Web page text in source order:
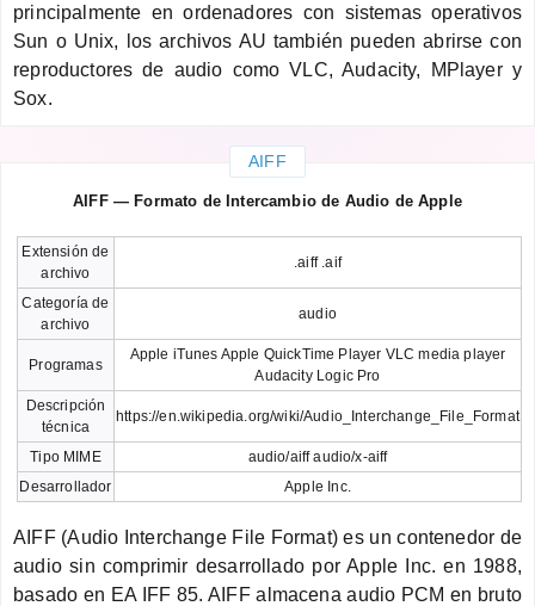
principalmente en ordenadores con sistemas operativos
Sun o Unix, los archivos AU también pueden abrirse con
reproductores de audio como VLC, Audacity, MPlayer y
Sox.
AIFF
AIFF — Formato de Intercambio de Audio de Apple
Extensión de
archivo
.aiff .aif
Categoría de
archivo
audio
Programas
Apple iTunes Apple QuickTime Player VLC media player
Audacity Logic Pro
Descripción
técnica
https://en.wikipedia.org/wiki/Audio_Interchange_File_Format
Tipo MIME
audio/aiff audio/x-aiff
Desarrollador
Apple Inc.
AIFF (Audio Interchange File Format) es un contenedor de
audio sin comprimir desarrollado por Apple Inc. en 1988,
basado en EA IFF 85. AIFF almacena audio PCM en bruto